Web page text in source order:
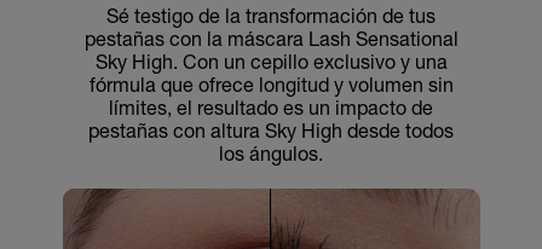
Sé testigo de la transformación de tus
pestañas con la máscara Lash Sensational
Sky High. Con un cepillo exclusivo y una
fórmula que ofrece longitud y volumen sin
límites, el resultado es un impacto de
pestañas con altura Sky High desde todos
los ángulos.